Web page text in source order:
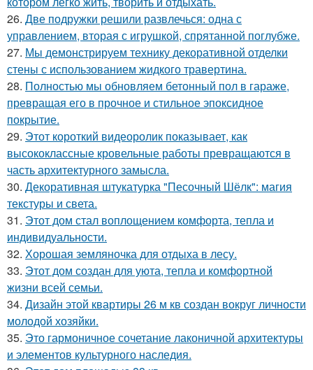
26. Две подружки решили развлечься: одна с
управлением, вторая с игрушкой, спрятанной поглубже.
27. Мы демонстрируем технику декоративной отделки
стены с использованием жидкого травертина.
28. Полностью мы обновляем бетонный пол в гараже,
превращая его в прочное и стильное эпоксидное
покрытие.
29. Этот короткий видеоролик показывает, как
высококлассные кровельные работы превращаются в
часть архитектурного замысла.
30. Декоративная штукатурка "Песочный Шёлк": магия
текстуры и света.
31. Этот дом стал воплощением комфорта, тепла и
индивидуальности.
32. Хорошая земляночка для отдыха в лесу.
33. Этот дом создан для уюта, тепла и комфортной
жизни всей семьи.
34. Дизайн этой квартиры 26 м кв создан вокруг личности
молодой хозяйки.
35. Это гармоничное сочетание лаконичной архитектуры
и элементов культурного наследия.